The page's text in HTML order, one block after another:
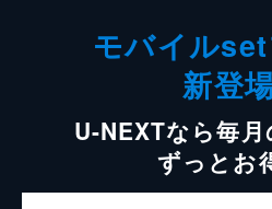
モバイル
新登
U-NEXTなら毎
ずっとお